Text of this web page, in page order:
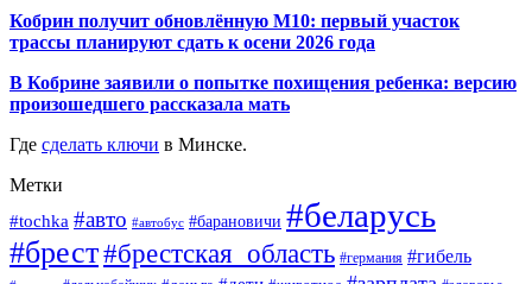
Кобрин получит обновлённую М10: первый участок
трассы планируют сдать к осени 2026 года
В Кобрине заявили о попытке похищения ребенка: версию
произошедшего рассказала мать
Где сделать ключи в Минске.
Метки
#tochka #авто #автобус #барановичи #беларусь
#брест#брестская_область #германия #гибель